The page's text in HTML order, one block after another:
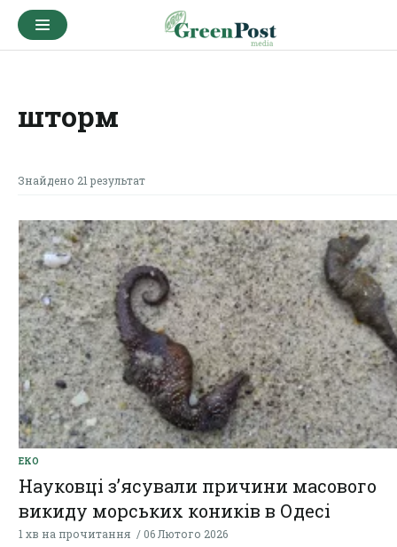
шторм
Знайдено 21 результат
ЕКО
Науковці з’ясували причини масового
викиду морських коників в Одесі
1 хв на прочитання 06 Лютого 2026